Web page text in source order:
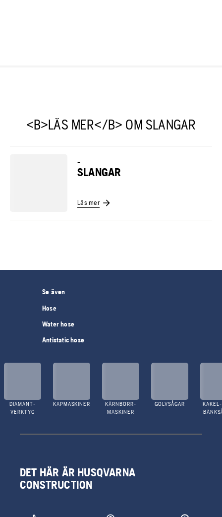
<B>LÄS MER</B> OM SLANGAR
–
SLANGAR
Läs mer
Se även
Hose
Water hose
Antistatic hose
DIAMANT-
VERKTYG
KAPMASKINER
KÄRNBORR-
MASKINER
GOLVSÅGAR
DET HÄR ÄR HUSQVARNA
CONSTRUCTION